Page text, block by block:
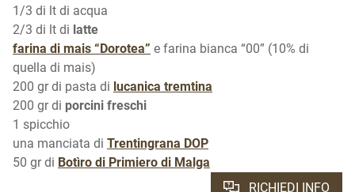
1/3 di lt di acqua
2/3 di lt di latte
farina di mais “Dorotea” e farina bianca “00” (10% di
quella di mais)
200 gr di pasta di lucanica tremtina
200 gr di porcini freschi
1 spicchio
una manciata di Trentingrana DOP
50 gr di Botìro di Primiero di Malga
RICHIEDI INFO